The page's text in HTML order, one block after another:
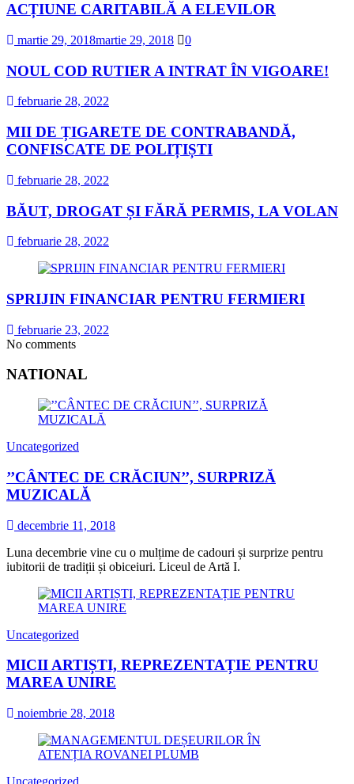
ACȚIUNE CARITABILĂ A ELEVILOR
martie 29, 2018martie 29, 2018 0
NOUL COD RUTIER A INTRAT ÎN VIGOARE!
februarie 28, 2022
MII DE ȚIGARETE DE CONTRABANDĂ,
CONFISCATE DE POLIȚIȘTI
februarie 28, 2022
BĂUT, DROGAT ȘI FĂRĂ PERMIS, LA VOLAN
februarie 28, 2022
SPRIJIN FINANCIAR PENTRU FERMIERI
februarie 23, 2022
No comments
NATIONAL
Uncategorized
’’CÂNTEC DE CRĂCIUN’’, SURPRIZĂ
MUZICALĂ
decembrie 11, 2018
Luna decembrie vine cu o mulțime de cadouri și surprize pentru
iubitorii de tradiții și obiceiuri. Liceul de Artă I.
Uncategorized
MICII ARTIȘTI, REPREZENTAȚIE PENTRU
MAREA UNIRE
noiembrie 28, 2018
Uncategorized